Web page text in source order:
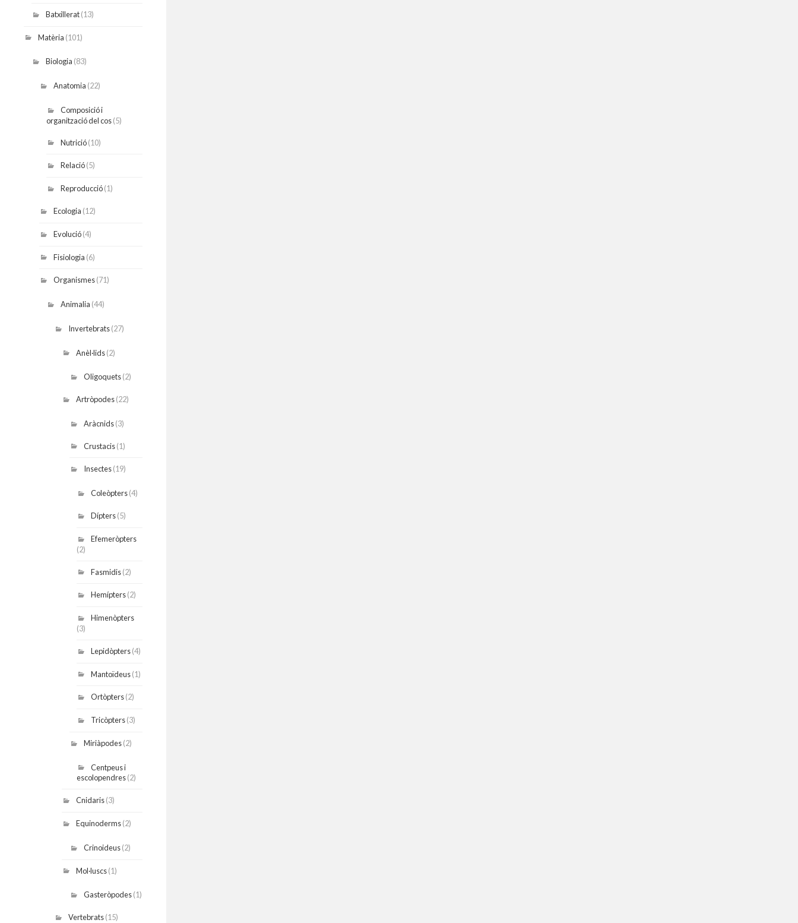
Batxillerat(13)
Matèria (101)
Biologia (83)
Anatomia (22)
Composició i
organització del cos(5)
Nutrició(10)
Relació(5)
Reproducció(1)
Ecologia (12)
Evolució(4)
Fisiologia (6)
Organismes(71)
Animalia (44)
Invertebrats(27)
Anèl·lids(2)
Oligoquets(2)
Artròpodes(22)
Aràcnids(3)
Crustacis(1)
Insectes(19)
Coleòpters(4)
Dípters(5)
Efemeròpters
(2)
Fasmidis(2)
Hemípters(2)
Himenòpters
(3)
Lepidòpters(4)
Mantoïdeus(1)
Ortòpters(2)
Tricòpters(3)
Miriàpodes(2)
Centpeus i
escolopendres(2)
Cnidaris(3)
Equinoderms(2)
Crinoideus(2)
Mol·luscs(1)
Gasteròpodes(1)
Vertebrats(15)